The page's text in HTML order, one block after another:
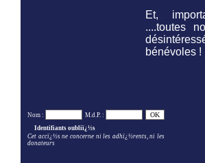
Et,
....toutes
bénévoles !
Nom :
M.d.P. :
Identifiants oubliï¿½s
Cet accï¿½s ne concerne ni les adhï¿½rents, ni les
donateurs